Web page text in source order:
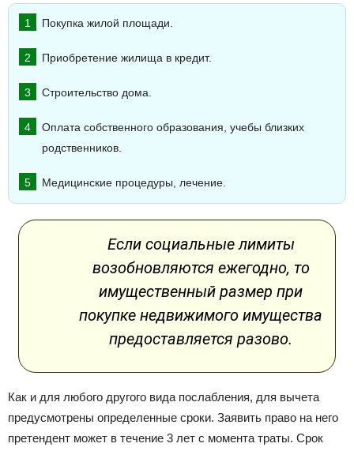
Покупка жилой площади.
Приобретение жилища в кредит.
Строительство дома.
Оплата собственного образования, учебы близких
родственников.
Медицинские процедуры, лечение.
Если социальные лимиты
возобновляются ежегодно, то
имущественный размер при
покупке недвижимого имущества
предоставляется разово.
Как и для любого другого вида послабления, для вычета
предусмотрены определенные сроки. Заявить право на него
претендент может в течение 3 лет с момента траты. Срок